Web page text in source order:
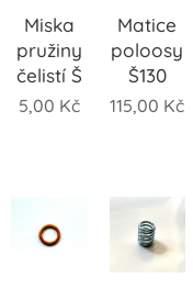
Miska
pružiny
čelistí Š
5,00 Kč
Matice
poloosy
Š130
115,00 Kč